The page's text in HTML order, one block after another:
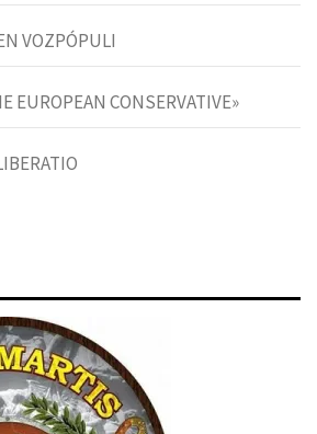
VOZPÓPULI
EUROPEAN CONSERVATIVE»